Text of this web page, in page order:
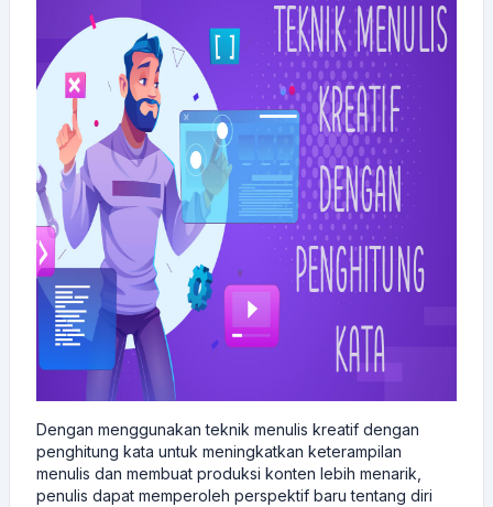
Dengan menggunakan teknik menulis kreatif dengan
penghitung kata untuk meningkatkan keterampilan
menulis dan membuat produksi konten lebih menarik,
penulis dapat memperoleh perspektif baru tentang diri